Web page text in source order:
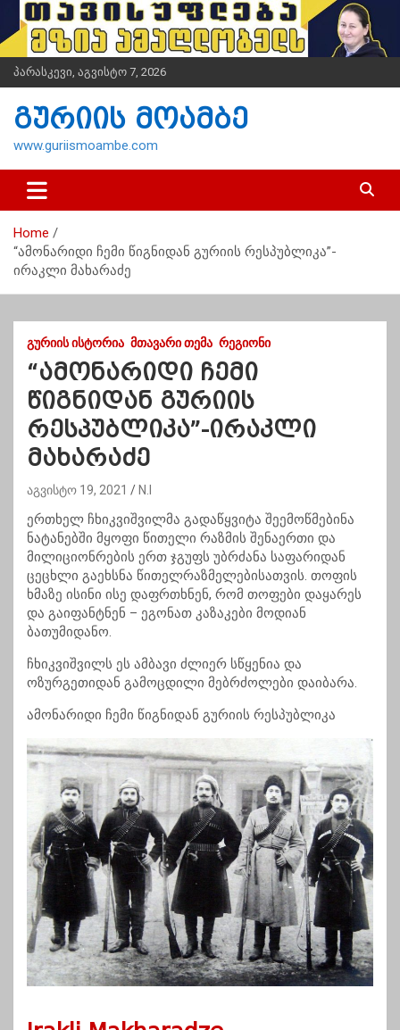
i
t
n
პარასკევი, აგვისტო 7, 2026
გურიის მოამბე
www.guriismoambe.com
Home
“ამონარიდი ჩემი წიგნიდან გურიის რესპუბლიკა”-
ირაკლი მახარაძე
ᲒᲣᲠᲘᲘᲡ ᲘᲡᲢᲝᲠᲘᲐ ᲛᲗᲐᲕᲐᲠᲘ ᲗᲔᲛᲐ ᲠᲔᲒᲘᲝᲜᲘ
“ამონარიდი ჩემი
წიგნიდან გურიის
რესპუბლიკა”-ირაკლი
მახარაძე
აგვისტო 19, 2021 N.I
ერთხელ ჩხიკვიშვილმა გადაწყვიტა შეემოწმებინა
ნატანებში მყოფი წითელი რაზმის შენაერთი და
მილიციონრების ერთ ჯგუფს უბრძანა საფარიდან
ცეცხლი გაეხსნა წითელრაზმელებისათვის. თოფის
ხმაზე ისინი ისე დაფრთხნენ, რომ თოფები დაყარეს
და გაიფანტნენ – ეგონათ კაზაკები მოდიან
ბათუმიდანო.
ჩხიკვიშვილს ეს ამბავი ძლიერ სწყენია და
ოზურგეთიდან გამოცდილი მებრძოლები დაიბარა.
ამონარიდი ჩემი წიგნიდან გურიის რესპუბლიკა